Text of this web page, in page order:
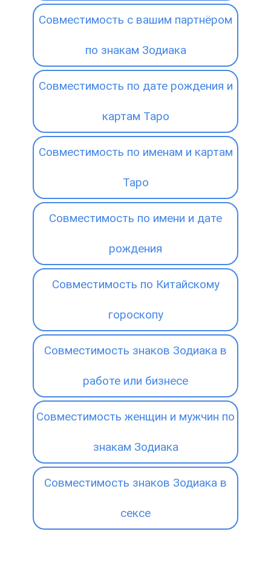
Совместимость с вашим партнёром
по знакам Зодиака
Совместимость по дате рождения и
картам Таро
Совместимость по именам и картам
Таро
Совместимость по имени и дате
рождения
Совместимость по Китайскому
гороскопу
Совместимость знаков Зодиака в
работе или бизнесе
Совместимость женщин и мужчин по
знакам Зодиака
Совместимость знаков Зодиака в
сексе